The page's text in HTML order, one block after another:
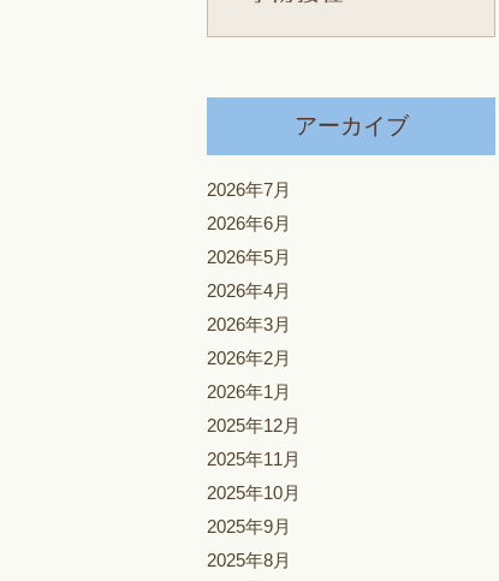
アーカイブ
2026年7月
2026年6月
2026年5月
2026年4月
2026年3月
2026年2月
2026年1月
2025年12月
2025年11月
2025年10月
2025年9月
2025年8月